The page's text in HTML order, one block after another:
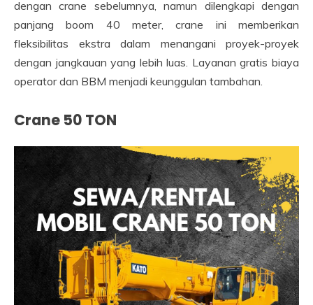
dengan crane sebelumnya, namun dilengkapi dengan
panjang boom 40 meter, crane ini memberikan
fleksibilitas ekstra dalam menangani proyek-proyek
dengan jangkauan yang lebih luas. Layanan gratis biaya
operator dan BBM menjadi keunggulan tambahan.
Crane 50 TON